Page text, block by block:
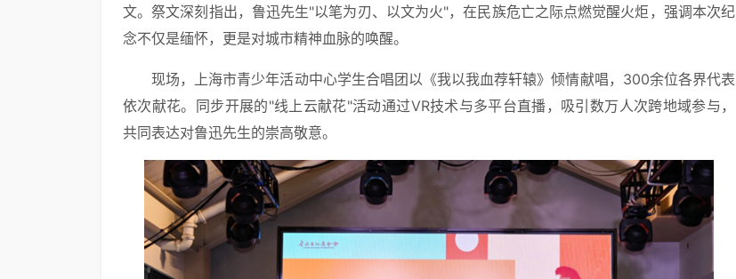
文。祭文深刻指出，鲁迅先生"以笔为刃、以文为火"，在民族危亡之际点燃觉醒火炬，强调本次纪
念不仅是缅怀，更是对城市精神血脉的唤醒。
现场，上海市青少年活动中心学生合唱团以《我以我血荐轩辕》倾情献唱，300余位各界代表
依次献花。同步开展的"线上云献花"活动通过VR技术与多平台直播，吸引数万人次跨地域参与，
共同表达对鲁迅先生的崇高敬意。